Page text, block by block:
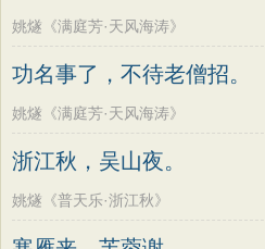
姚燧《满庭芳·天风海涛》
功名事了，不待老僧招。
姚燧《满庭芳·天风海涛》
浙江秋，吴山夜。
姚燧《普天乐·浙江秋》